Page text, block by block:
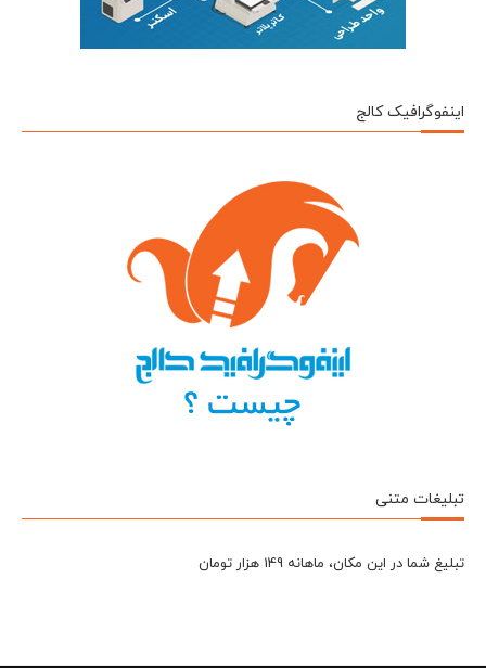
اینفوگرافیک کالج
تبلیغات متنی
تبلیغ شما در این مکان، ماهانه 149 هزار تومان